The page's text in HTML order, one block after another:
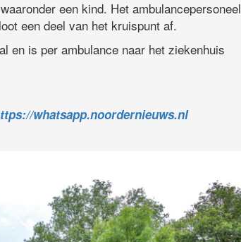
een kind. Het ambulancepersoneel
een deel van het kruispunt af.
en is per ambulance naar het ziekenhuis
whatsapp.noordernieuws.nl